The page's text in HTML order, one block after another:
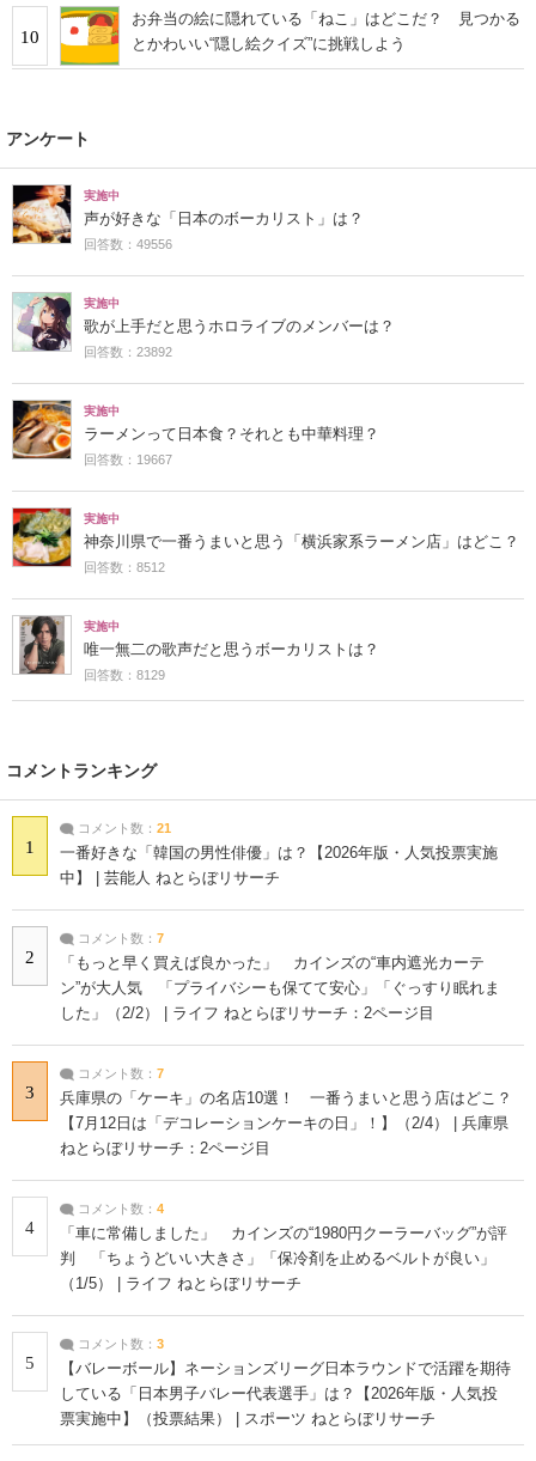
10
お弁当の絵に隠れている「ねこ」はどこだ？ 見つかる
とかわいい“隠し絵クイズ”に挑戦しよう
アンケート
実施中
声が好きな「日本のボーカリスト」は？
回答数：49556
実施中
歌が上手だと思うホロライブのメンバーは？
回答数：23892
実施中
ラーメンって日本食？それとも中華料理？
回答数：19667
実施中
神奈川県で一番うまいと思う「横浜家系ラーメン店」はどこ？
回答数：8512
実施中
唯一無二の歌声だと思うボーカリストは？
回答数：8129
コメントランキング
1
コメント数： 21
一番好きな「韓国の男性俳優」は？【2026年版・人気投票実施
中】 | 芸能人 ねとらぼリサーチ
2
コメント数： 7
「もっと早く買えば良かった」 カインズの“車内遮光カーテ
ン”が大人気 「プライバシーも保てて安心」「ぐっすり眠れま
した」（2/2） | ライフ ねとらぼリサーチ：2ページ目
3
コメント数： 7
兵庫県の「ケーキ」の名店10選！ 一番うまいと思う店はどこ？
【7月12日は「デコレーションケーキの日」！】（2/4） | 兵庫県
ねとらぼリサーチ：2ページ目
4
コメント数： 4
「車に常備しました」 カインズの“1980円クーラーバッグ”が評
判 「ちょうどいい大きさ」「保冷剤を止めるベルトが良い」
（1/5） | ライフ ねとらぼリサーチ
5
コメント数： 3
【バレーボール】ネーションズリーグ日本ラウンドで活躍を期待
している「日本男子バレー代表選手」は？【2026年版・人気投
票実施中】（投票結果） | スポーツ ねとらぼリサーチ